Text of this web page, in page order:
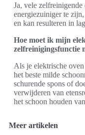
Ja, vele
energiezuiniger te
en kan resulteren in
Hoe moet ik mijn
zelfreinigingsfunctie
Als je elektrische
het beste milde
schurende spons of
verwijderen van
het schoon houden
Meer artikelen